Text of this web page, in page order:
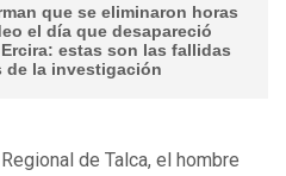
que se eliminaron horas
el día que desapareció
Ercira: estas son las fallidas
de la investigación
de Talca, el hombre